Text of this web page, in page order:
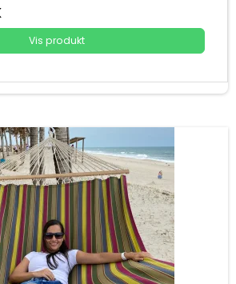
Vis produkt